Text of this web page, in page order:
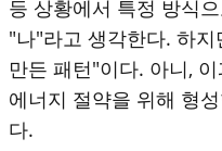
등 상황에서 특정 방식
"나"라고 생각한다. 하
만든 패턴"이다. 아니,
에너지 절약을 위해 형
다.